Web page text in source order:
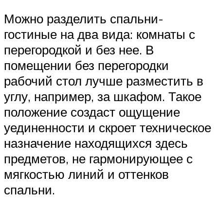
Можно разделить спальни-
гостиные на два вида: комнаты с
перегородкой и без нее. В
помещении без перегородки
рабочий стол лучше разместить в
углу, например, за шкафом. Такое
положение создаст ощущение
уединенности и скроет техническое
назначение находящихся здесь
предметов, не гармонирующее с
мягкостью линий и оттенков
спальни.